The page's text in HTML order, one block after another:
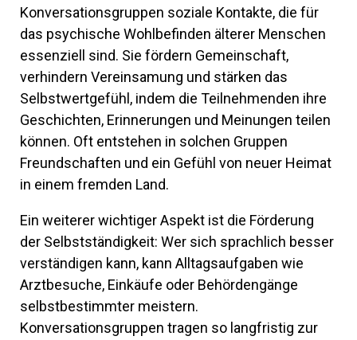
Konversationsgruppen soziale Kontakte, die für
das psychische Wohlbefinden älterer Menschen
essenziell sind. Sie fördern Gemeinschaft,
verhindern Vereinsamung und stärken das
Selbstwertgefühl, indem die Teilnehmenden ihre
Geschichten, Erinnerungen und Meinungen teilen
können. Oft entstehen in solchen Gruppen
Freundschaften und ein Gefühl von neuer Heimat
in einem fremden Land.
Ein weiterer wichtiger Aspekt ist die Förderung
der Selbstständigkeit: Wer sich sprachlich besser
verständigen kann, kann Alltagsaufgaben wie
Arztbesuche, Einkäufe oder Behördengänge
selbstbestimmter meistern.
Konversationsgruppen tragen so langfristig zur